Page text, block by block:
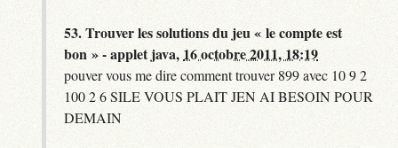
53.Trouver les solutions du jeu « le compte est
bon » - applet java, 16 octobre 2011, 18:19
pouver vous me dire comment trouver 899 avec 10 9 2
100 2 6 SILE VOUS PLAIT JEN AI BESOIN POUR
DEMAIN